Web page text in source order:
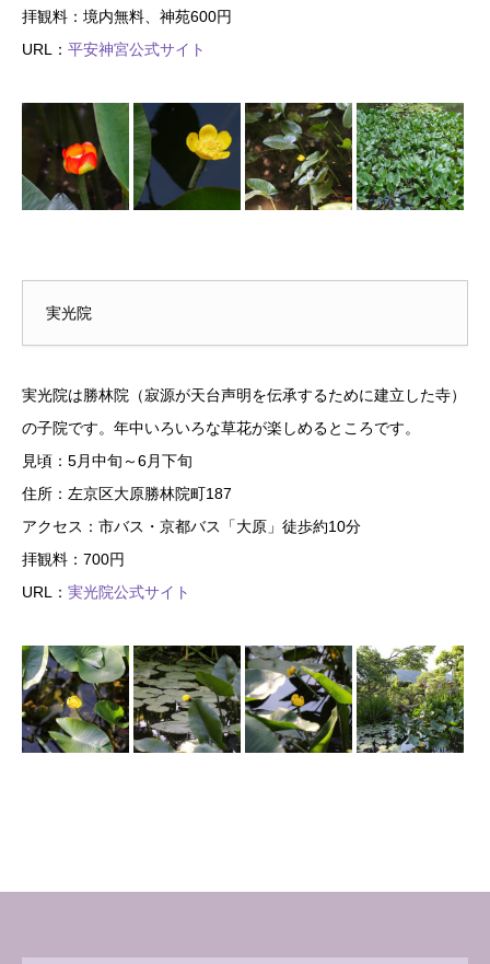
拝観料：境内無料、神苑600円
URL： 平安神宮公式サイト
実光院
実光院は勝林院（寂源が天台声明を伝承するために建立した寺）
の子院です。年中いろいろな草花が楽しめるところです。
見頃：5月中旬～6月下旬
住所：左京区大原勝林院町187
アクセス：市バス・京都バス「大原」徒歩約10分
拝観料：700円
URL： 実光院公式サイト